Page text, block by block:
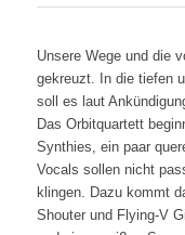
Unsere Wege und die
gekreuzt. In die tiefen
soll es laut
Das Orbitquartett
Synthies, ein paar
Vocals sollen nicht
klingen. Dazu kommt
Shouter und Flying-V